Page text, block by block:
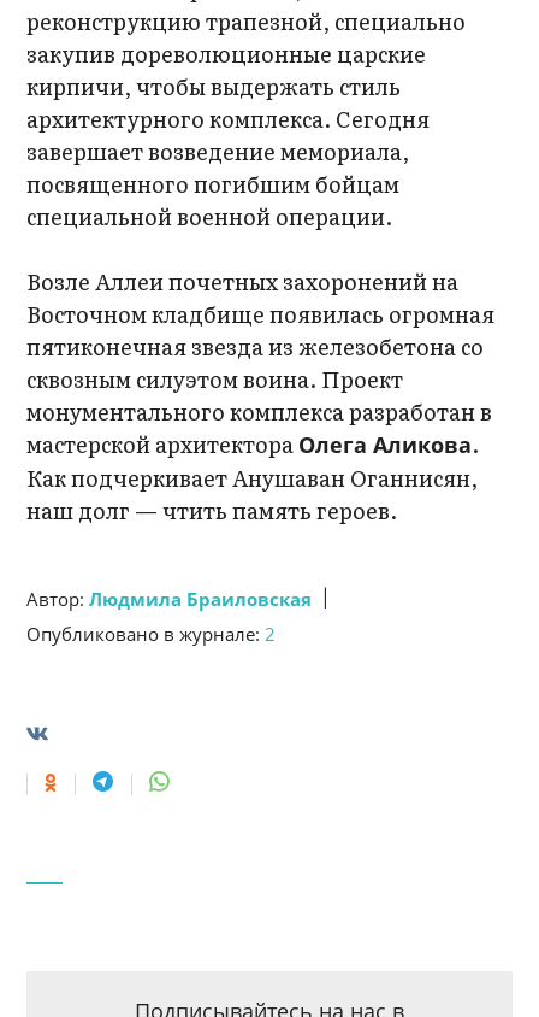
реконструкцию трапезной, специально
закупив дореволюционные царские
кирпичи, чтобы выдержать стиль
архитектурного комплекса. Сегодня
завершает возведение мемориала,
посвященного погибшим бойцам
специальной военной операции.
Возле Аллеи почетных захоронений на
Восточном кладбище появилась огромная
пятиконечная звезда из железобетона со
сквозным силуэтом воина. Проект
монументального комплекса разработан в
мастерской архитектора Олега Аликова.
Как подчеркивает Анушаван Оганнисян,
наш долг — чтить память героев.
Автор:Людмила Браиловская |
Опубликовано в журнале:2
Подписывайтесь на нас в